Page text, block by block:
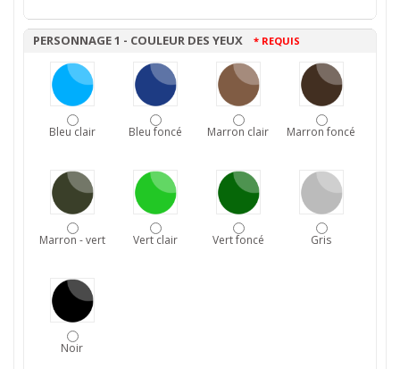
PERSONNAGE 1 - COULEUR DES YEUX * REQUIS
Bleu clair Bleu foncé Marron clair Marron foncé
Marron - vert Vert clair Vert foncé Gris
Noir